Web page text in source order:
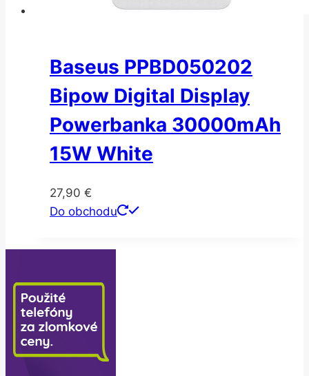
Baseus PPBD050202
Bipow Digital Display
Powerbanka 30000mAh
15W White
27,90 €
Do obchodu